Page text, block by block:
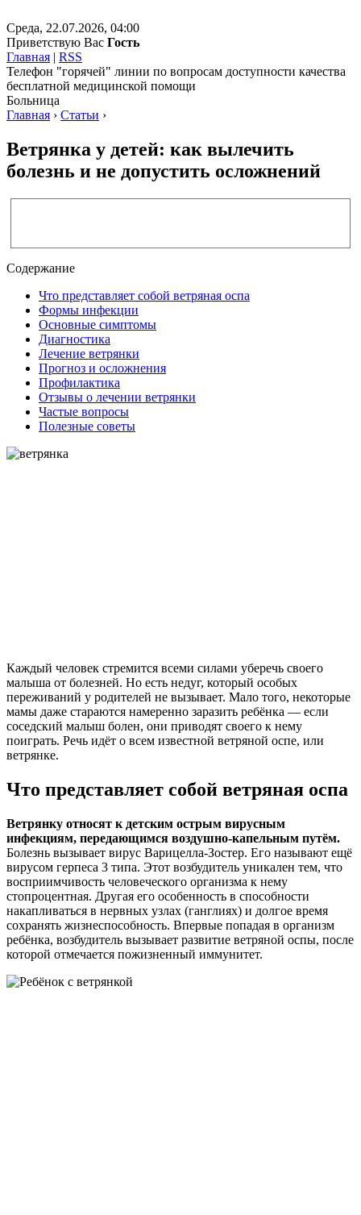
Среда, 22.07.2026, 04:00
Приветствую Вас Гость
Главная | RSS
Телефон "горячей" линии по вопросам доступности качества
бесплатной медицинской помощи
Больница
Главная › Статьи ›
Ветрянка у детей: как вылечить
болезнь и не допустить осложнений
Содержание
Что представляет собой ветряная оспа
Формы инфекции
Основные симптомы
Диагностика
Лечение ветрянки
Прогноз и осложнения
Профилактика
Отзывы о лечении ветрянки
Частые вопросы
Полезные советы
Каждый человек стремится всеми силами уберечь своего
малыша от болезней. Но есть недуг, который особых
переживаний у родителей не вызывает. Мало того, некоторые
мамы даже стараются намеренно заразить ребёнка — если
соседский малыш болен, они приводят своего к нему
поиграть. Речь идёт о всем известной ветряной оспе, или
ветрянке.
Что представляет собой ветряная оспа
Ветрянку относят к детским острым вирусным
инфекциям, передающимся воздушно-капельным путём.
Болезнь вызывает вирус Варицелла-Зостер. Его называют ещё
вирусом герпеса 3 типа. Этот возбудитель уникален тем, что
восприимчивость человеческого организма к нему
стопроцентная. Другая его особенность в способности
накапливаться в нервных узлах (ганглиях) и долгое время
сохранять жизнеспособность. Впервые попадая в организм
ребёнка, возбудитель вызывает развитие ветряной оспы, после
которой отмечается пожизненный иммунитет.